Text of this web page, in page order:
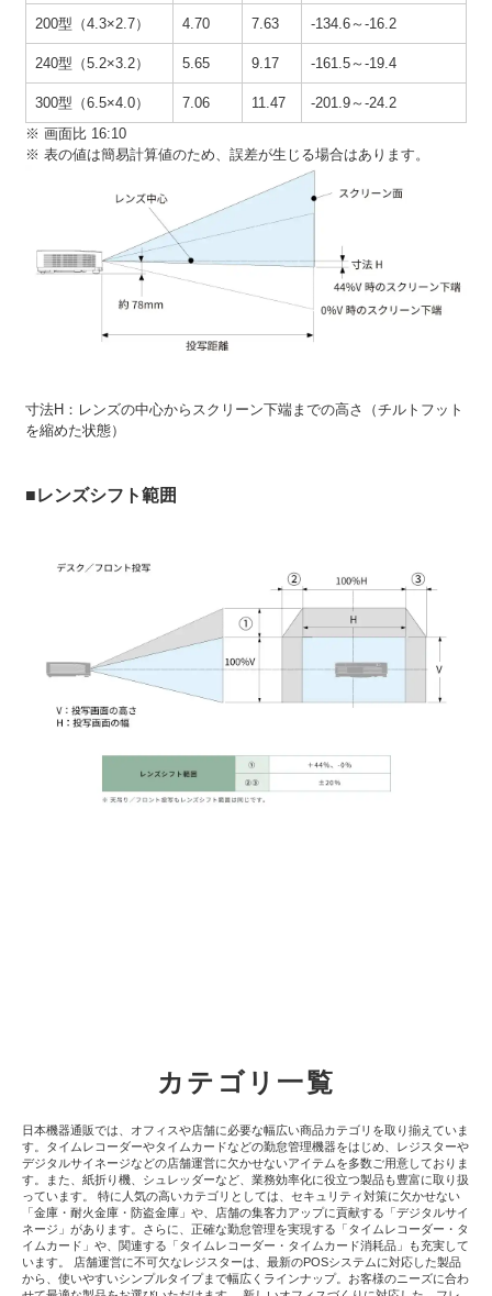
200型（4.3×2.7） 4.70 7.63 -134.6～-16.2
240型（5.2×3.2） 5.65 9.17 -161.5～-19.4
300型（6.5×4.0） 7.06 11.47
-201.9～-24.2
※ 画面比 16:10
※ 表の値は簡易計算値のため、誤差が生じる場合はあります。
寸法H：レンズの中心からスクリーン下端までの高さ（チルトフット
を縮めた状態）
■レンズシフト範囲
カテゴリ一覧
日本機器通販では、オフィスや店舗に必要な幅広い商品カテゴリを取り揃えていま
す。タイムレコーダーやタイムカードなどの勤怠管理機器をはじめ、レジスターや
デジタルサイネージなどの店舗運営に欠かせないアイテムを多数ご用意しておりま
す。また、紙折り機、シュレッダーなど、業務効率化に役立つ製品も豊富に取り扱
っています。 特に人気の高いカテゴリとしては、セキュリティ対策に欠かせない
「金庫・耐火金庫・防盗金庫」や、店舗の集客力アップに貢献する「デジタルサイ
ネージ」があります。さらに、正確な勤怠管理を実現する「タイムレコーダー・タ
イムカード」や、関連する「タイムレコーダー・タイムカード消耗品」も充実して
います。 店舗運営に不可欠なレジスターは、最新のPOSシステムに対応した製品
から、使いやすいシンプルタイプまで幅広くラインナップ。お客様のニーズに合わ